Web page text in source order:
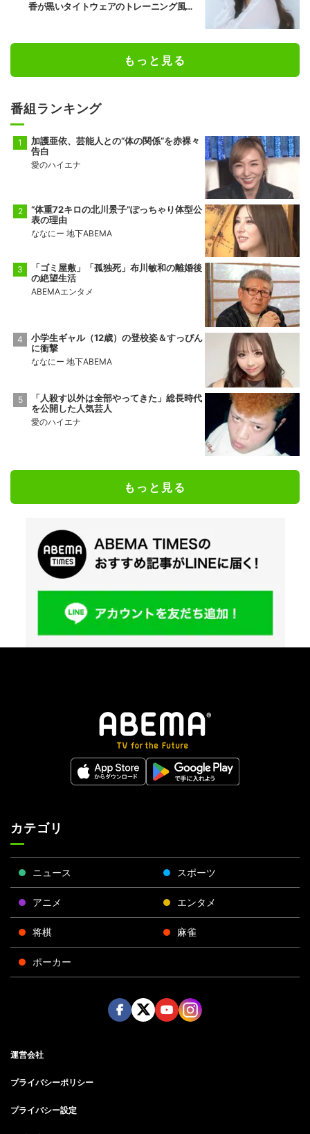
香が黒いタイトウェアのトレーニング風景
もっと見る
番組ランキング
加護亜依、芸能人との“体の関係”を赤裸々
告白
愛のハイエナ
“体重72キロの北川景子”ぽっちゃり体型公
表の理由
ななにー 地下ABEMA
「ゴミ屋敷」「孤独死」布川敏和の離婚後
の絶望生活
ABEMAエンタメ
小学生ギャル（12歳）の登校姿＆すっぴん
に衝撃
ななにー 地下ABEMA
「人殺す以外は全部やってきた」総長時代
を公開した人気芸人
愛のハイエナ
もっと見る
カテゴリ
ニュース スポーツ
アニメ エンタメ
将棋 麻雀
ポーカー
運営会社
プライバシーポリシー
プライバシー設定